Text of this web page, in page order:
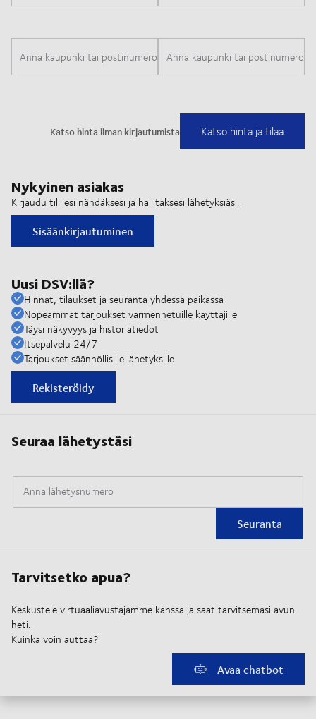
Nykyinen asiakas
Kirjaudu tilillesi nähdäksesi ja hallitaksesi lähetyksiäsi.
Sisäänkirjautuminen
Uusi DSV:llä?
Hinnat, tilaukset ja seuranta yhdessä paikassa
Nopeammat tarjoukset varmennetuille käyttäjille
Täysi näkyvyys ja historiatiedot
Itsepalvelu 24/7
Tarjoukset säännöllisille lähetyksille
Rekisteröidy
Seuraa lähetystäsi
Anna lähetysnumero
Seuranta
Tarvitsetko apua?
Keskustele virtuaaliavustajamme kanssa ja saat tarvitsemasi avun
heti.
Kuinka voin auttaa?
Avaa chatbot